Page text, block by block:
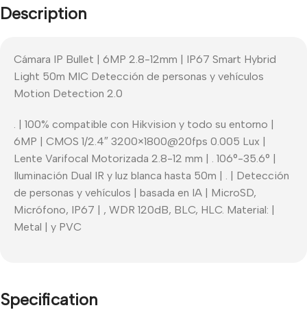
Description
Cámara IP Bullet | 6MP 2.8-12mm | IP67 Smart Hybrid
Light 50m MIC Detección de personas y vehículos
Motion Detection 2.0
. | 100% compatible con Hikvision y todo su entorno |
6MP | CMOS 1/2.4″ 3200×1800@20fps 0.005 Lux |
Lente Varifocal Motorizada 2.8-12 mm | . 106°-35.6° |
Iluminación Dual IR y luz blanca hasta 50m | . | Detección
de personas y vehículos | basada en IA | MicroSD,
Micrófono, IP67 | , WDR 120dB, BLC, HLC. Material: |
Metal | y PVC
Specification